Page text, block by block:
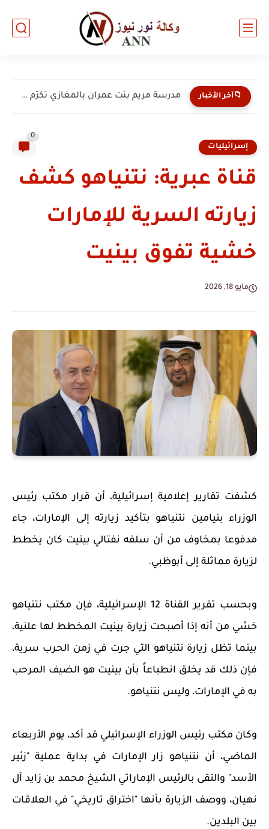
📁آخر الأخبار مدرسة مريم بنت عمران بالمغازي تكرّم 135 من طلبتها...
إسرائيليات
0
قناة عبرية: نتنياهو كشف
زيارته السرية للإمارات
خشية تفوق بينيت
مايو 18, 2026
كشفت تقارير إعلامية إسرائيلية، أن قرار مكتب رئيس
الوزراء بنيامين نتنياهو بتأكيد زيارته إلى الإمارات، جاء
مدفوعا بمخاوف من أن سلفه نفتالي بينيت كان يخطط
لزيارة مماثلة إلى أبوظبي.
وبحسب تقرير القناة 12 الإسرائيلية، فإن مكتب نتنياهو
خشي من أنه إذا أصبحت زيارة بينيت المخطط لها علنية،
بينما تظل زيارة نتنياهو التي جرت في زمن الحرب سرية،
فإن ذلك قد يخلق انطباعاً بأن بينيت هو الضيف المرحب
به في الإمارات، وليس نتنياهو.
وكان مكتب رئيس الوزراء الإسرائيلي قد أكد، يوم الأربعاء
الماضي، أن نتنياهو زار الإمارات في بداية عملية "زئير
الأسد" والتقى بالرئيس الإماراتي الشيخ محمد بن زايد آل
نهيان، ووصف الزيارة بأنها "اختراق تاريخي" في العلاقات
بين البلدين.